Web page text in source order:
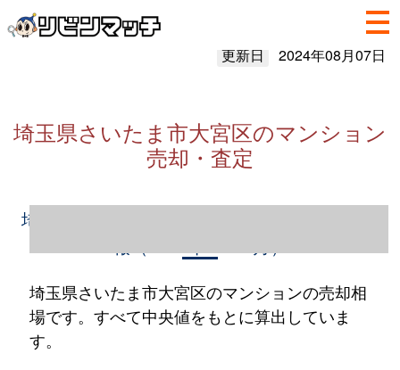
更新日 2024年08月07日
埼玉県さいたま市大宮区のマンション
売却・査定
埼玉県さいたま市大宮区のマンション売却情
埼玉県さいたま市大宮区のマンションの売却相
場です。すべて中央値をもとに算出していま
す。